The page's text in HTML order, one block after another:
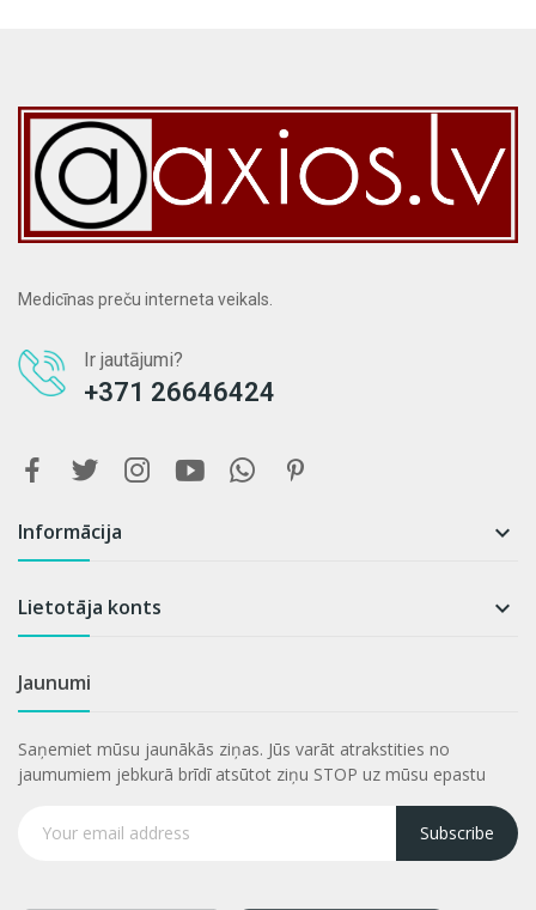
Medicīnas preču interneta veikals.
Ir jautājumi?
+371 26646424
Informācija 
Lietotāja konts 
Jaunumi
Saņemiet mūsu jaunākās ziņas. Jūs varāt atrakstities no
jaumumiem jebkurā brīdī atsūtot ziņu STOP uz mūsu epastu
Subscribe